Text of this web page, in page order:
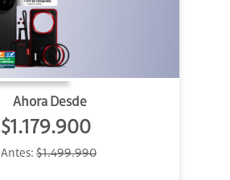
Ahora Desde
$1.179.900
Antes: $1.499.990